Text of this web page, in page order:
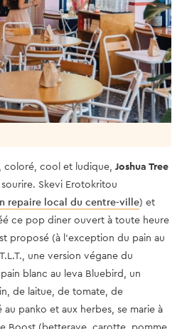
coloré, cool et ludique, Joshua Tree
Skevi Erotokritou
repaire local du centre-ville) et
ce pop diner ouvert à toute heure
proposé (à l'exception du pain au
une version végane du
blanc au leva Bluebird, un
de laitue, de tomate, de
panko et aux herbes, se marie à